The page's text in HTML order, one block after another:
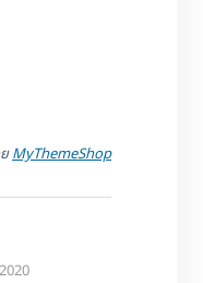
MyThemeShop